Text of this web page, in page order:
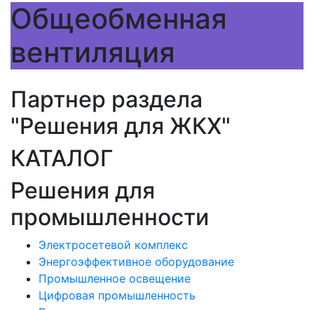
Общеобменная
вентиляция
Партнер раздела
"Решения для ЖКХ"
КАТАЛОГ
Решения для
промышленности
Электросетевой комплекс
Энергоэффективное оборудование
Промышленное освещение
Цифровая промышленность